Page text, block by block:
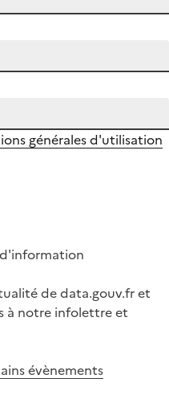
générales d'utilisation
de data.gouv.fr et
à notre infolettre et
évènements